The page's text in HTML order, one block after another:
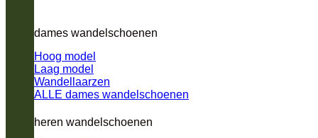
dames wandelschoenen
Hoog model
Laag model
Wandellaarzen
ALLE dames wandelschoenen
heren wandelschoenen